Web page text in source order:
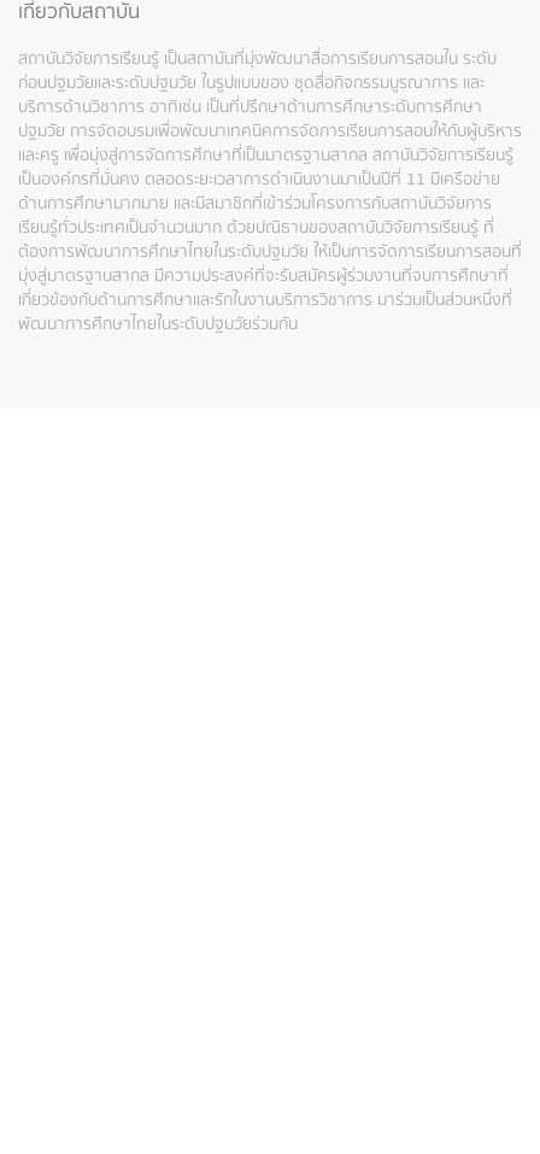
เกี่ยวกับสถาบัน
สถาบันวิจัยการเรียนรู้ เป็นสถาบันที่มุ่งพัฒนาสื่อการเรียนการสอนใน ระดับ
ก่อนปฐมวัยและระดับปฐมวัย ในรูปแบบของ ชุดสื่อกิจกรรมบูรณาการ และ
บริการด้านวิชาการ อาทิเช่น เป็นที่ปรึกษาด้านการศึกษาระดับการศึกษา
ปฐมวัย การจัดอบรมเพื่อพัฒนาเทคนิคการจัดการเรียนการสอนให้กับผู้บริหาร
และครู เพื่อมุ่งสู่การจัดการศึกษาที่เป็นมาตรฐานสากล สถาบันวิจัยการเรียนรู้
เป็นองค์กรที่มั่นคง ตลอดระยะเวลาการดำเนินงานมาเป็นปีที่ 11 มีเครือข่าย
ด้านการศึกษามากมาย และมีสมาชิกที่เข้าร่วมโครงการกับสถาบันวิจัยการ
เรียนรู้ทั่วประเทศเป็นจำนวนมาก ด้วยปณิธานของสถาบันวิจัยการเรียนรู้ ที่
ต้องการพัฒนาการศึกษาไทยในระดับปฐมวัย ให้เป็นการจัดการเรียนการสอนที่
มุ่งสู่มาตรฐานสากล มีความประสงค์ที่จะรับสมัครผู้ร่วมงานที่จบการศึกษาที่
เกี่ยวข้องกับด้านการศึกษาและรักในงานบริการวิชาการ มาร่วมเป็นส่วนหนึ่งที่
พัฒนาการศึกษาไทยในระดับปฐมวัยร่วมกัน